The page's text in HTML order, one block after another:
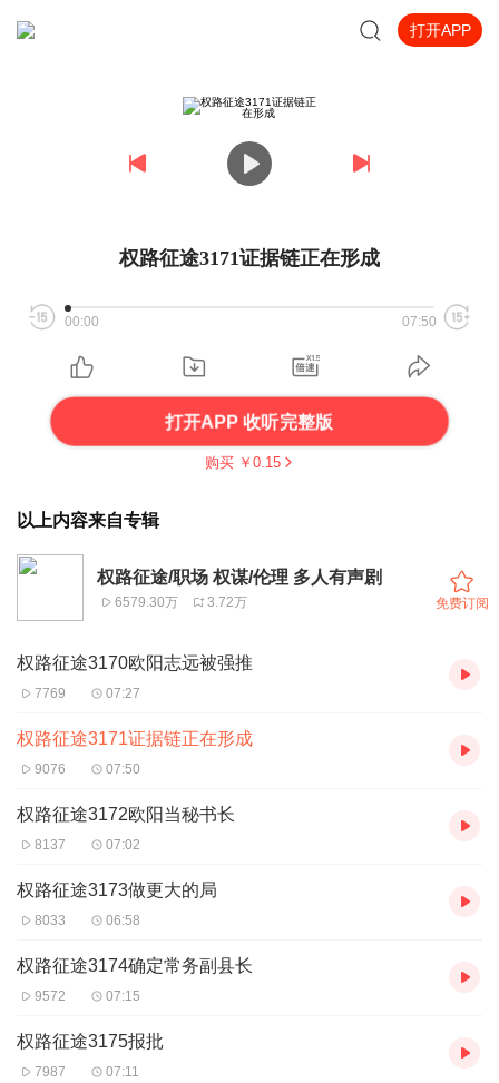
打开APP
权路征途3171证据链正在形成
00:00 07:50
打开APP 收听完整版
购买 ￥ 0.15
以上内容来自专辑
权路征途/职场 权谋/伦理 多人有声剧
6579.30万 3.72万 免费订阅
权路征途3170欧阳志远被强推
7769 07:27
权路征途3171证据链正在形成
9076 07:50
权路征途3172欧阳当秘书长
8137 07:02
权路征途3173做更大的局
8033 06:58
权路征途3174确定常务副县长
9572 07:15
权路征途3175报批
7987 07:11